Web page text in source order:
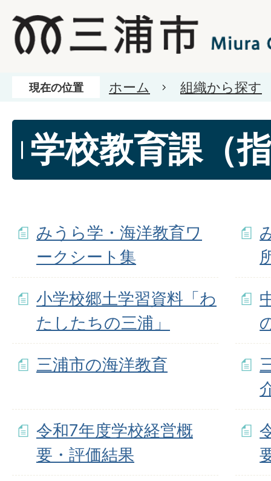
現在の位置 ホーム 組織から探す
学校教育課（
みうら学・海洋教育ワ
ークシート集
小学校郷土学習資料「わ
たしたちの三浦」
三浦市の海洋教育
令和7年度学校経営概
要・評価結果